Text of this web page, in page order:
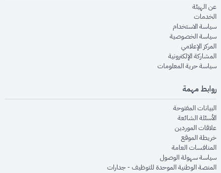
عن الهيئةopens in new window
الخدماتopens in new window
سياسة الاستخدام
سياسة الخصوصيةopens in new window
المركز الإعلاميopens in new window
المشاركة الإلكترونيةopens in new window
سياسة حرية المعلوماتopens in new window
روابط مهمة
البيانات المفتوحةopens in new window
الأسئلة الشائعةopens in new window
علاقات الموردينopens in new window
خريطة الموقعopens in new window
المنافسات العامةopens in new window
سياسة سهولة الوصولopens in new window
المنصة الوطنية الموحدة للتوظيف - جداراتopens in new window